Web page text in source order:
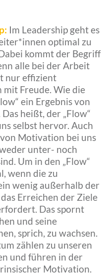
Im Leadership geht es
optimal zu
kommt der Begriff
alle bei der Arbeit
nur effizient
mit Freude. Wie die
ein Ergebnis von
heißt, der „Flow“
selbst hervor. Auch
Motivation bei uns
unter- noch
Um in den „Flow“
wenn die zu
wenig außerhalb der
Erreichen der Ziele
Das spornt
und seine
sprich, zu wachsen.
zählen zu unseren
und führen in der
Motivation.